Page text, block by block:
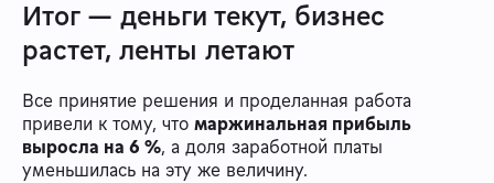
Итог — деньги текут, бизнес
растет, ленты летают
Все принятие решения и проделанная работа
привели к тому, что маржинальная прибыль
выросла на 6 %, а доля заработной платы
уменьшилась на эту же величину.